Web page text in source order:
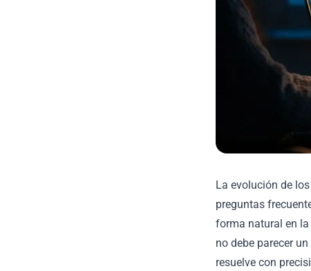
La evolución de
preguntas
forma natural en
no debe parecer
resuelve con